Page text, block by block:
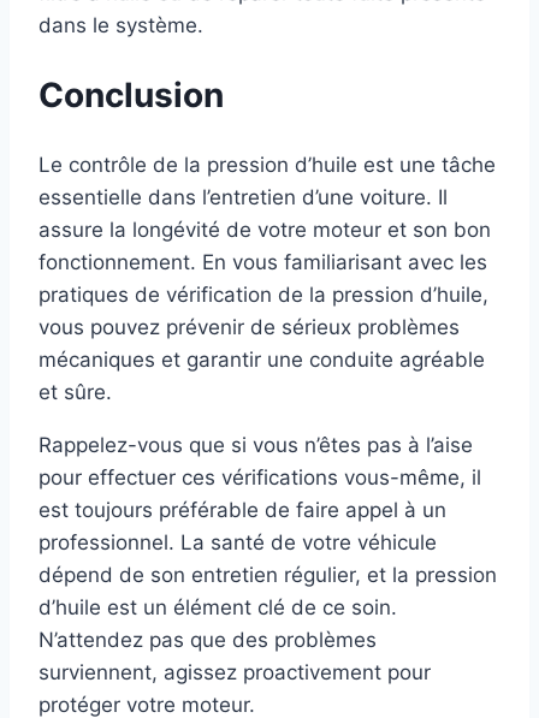
dans le système.
Conclusion
Le contrôle de la pression d’huile est une tâche
essentielle dans l’entretien d’une voiture. Il
assure la longévité de votre moteur et son bon
fonctionnement. En vous familiarisant avec les
pratiques de vérification de la pression d’huile,
vous pouvez prévenir de sérieux problèmes
mécaniques et garantir une conduite agréable
et sûre.
Rappelez-vous que si vous n’êtes pas à l’aise
pour effectuer ces vérifications vous-même, il
est toujours préférable de faire appel à un
professionnel. La santé de votre véhicule
dépend de son entretien régulier, et la pression
d’huile est un élément clé de ce soin.
N’attendez pas que des problèmes
surviennent, agissez proactivement pour
protéger votre moteur.